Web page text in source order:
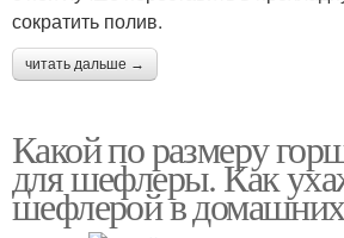
сократить полив.
читать дальше →
Какой по размеру
для шефлеры. Как
шефлерой в